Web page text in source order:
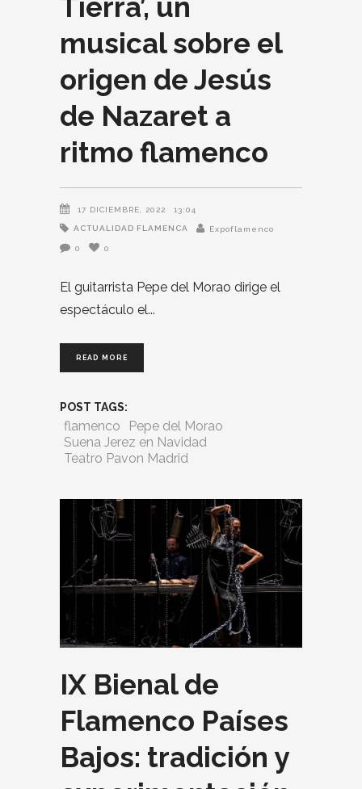
musical sobre el
origen de Jesús
de Nazaret a
ritmo flamenco
17 DICIEMBRE, 2022 13:04
ACTUALIDAD FLAMENCA Expoflamenco
0 0
El guitarrista Pepe del Morao dirige el
espectáculo el
READ MORE
POST TAGS:
flamenco
Pepe del Morao
Suena Jerez en Navidad
Teatro Pavon Madrid
IX Bienal de
Flamenco Países
Bajos: tradición y